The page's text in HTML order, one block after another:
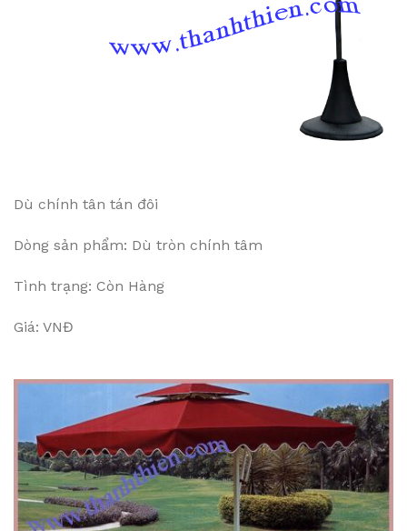
Dù chính tân tán đôi
Dòng sản phẩm: Dù tròn chính tâm
Tình trạng: Còn Hàng
Giá: VNĐ